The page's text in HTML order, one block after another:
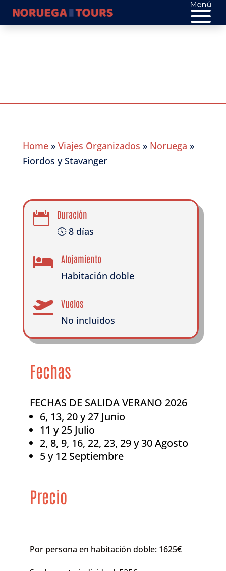
Home» Viajes Organizados » Noruega »
Fiordos y Stavanger

Duración
🕔 8 días

Alojamiento
Habitación doble

Vuelos
No incluidos
Fechas
FECHAS DE SALIDA VERANO 2026
6, 13, 20 y 27 Junio
11 y 25 Julio
2, 8, 9, 16, 22, 23, 29 y 30 Agosto
5 y 12 Septiembre
Precio
Por persona en habitación doble: 1625€